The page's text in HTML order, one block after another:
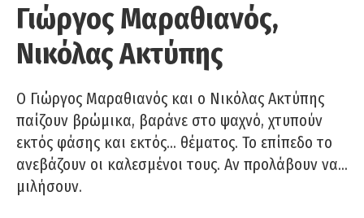
Γιώργος Μαραθιανός,
Νικόλας Ακτύπης
Ο Γιώργος Μαραθιανός και ο Νικόλας Ακτύπης
παίζουν βρώμικα, βαράνε στο ψαχνό, χτυπούν
εκτός φάσης και εκτός… θέματος. Το επίπεδο το
ανεβάζουν οι καλεσμένοι τους. Αν προλάβουν να…
μιλήσουν.